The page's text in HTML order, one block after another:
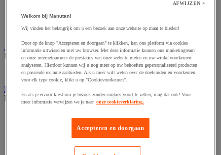
Printer, 3D-printer en scanner
Refurbished computerapparatuur
Scherm-, pc- en tablethouder
Jaloezie en gordijn
Bekijk de hele productgroep
Raamdecoratie
Kantoorartikelen
Bekijk de hele productgroep
Klein kantoormateriaal
Schriften, notitieblokken en memoblaadjes
AFWIJZEN >
Welkom bij Manutan!
Wij vinden het belangrijk om u een bezoek aan onze website op maat te bieden!
Door op de knop "Accepteren en doorgaan" te klikken, kan ons platform via cookies
informatie uitwisselen met uw browser. Met deze informatie kunnen ons marketingteam
en onze internetpartners de prestaties van onze website meten en uw winkelvoorkeuren
analyseren. Hierdoor kunnen wij u nog meer op uw behoeften gepersonaliseerd producten
en passende reclame aanbieden. Als u meer wilt weten over de doeleinden en voorkeuren
voor elk type cookie, klikt u op "Cookievoorkeuren".
En als je ervoor kiest om je bezoek zonder cookies voort te zetten, mag dat ook! Voor
meer informatie verwijzen we je naar onze cookieverklaring.
Accepteren en doorgaan